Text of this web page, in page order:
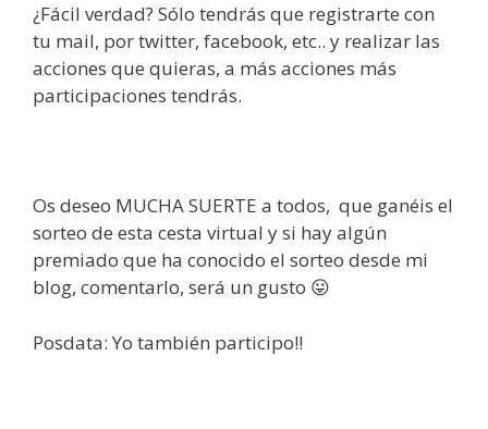
¿Fácil verdad? Sólo tendrás que registrarte con
tu mail, por twitter, facebook, etc.. y realizar las
acciones que quieras, a más acciones más
participaciones tendrás.
Os deseo MUCHA SUERTE a todos, que ganéis el
sorteo de esta cesta virtual y si hay algún
premiado que ha conocido el sorteo desde mi
blog, comentarlo, será un gusto 😛
Posdata: Yo también participo!!